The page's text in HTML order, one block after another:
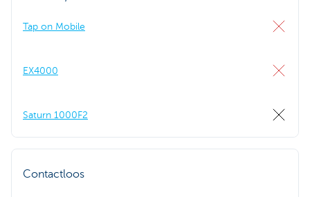
Tap on Mobile
EX4000
Saturn 1000F2
Contactloos